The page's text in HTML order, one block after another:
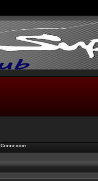
Connexion